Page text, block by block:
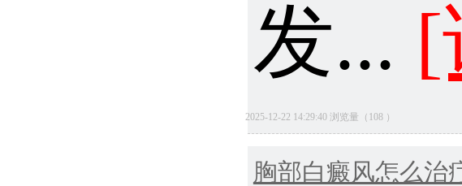
发... [
2025-12-22 14:29:40 浏览量（108 ）
胸部白癜风怎么治